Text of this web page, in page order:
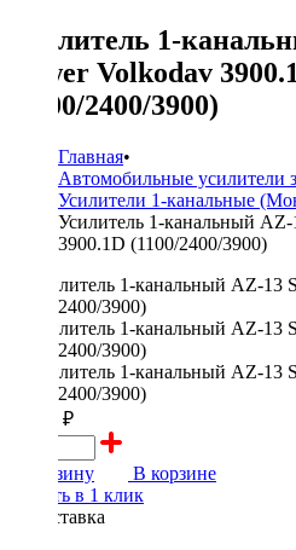
Усилитель 1-
Power Volkodav
(1100/2400/3900)
Главная•
Автомобильные усилители
Усилители 1-канальные
Усилитель 1-канальный
3900.1D (1100/2400/3900)
22700 ₽
В корзину
В корзине
Купить в 1 клик